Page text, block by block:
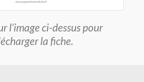
l’image ci-dessus pour
la fiche.